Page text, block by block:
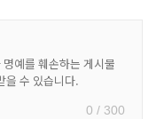
0 / 300